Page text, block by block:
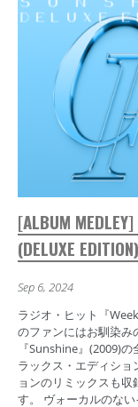
[ALBUM
(DELUXE EDITION)
Sep 6, 2024
ラジオ・ヒット『
のファンにはお馴染み
『Sunshine』(2009)
ラックス・エディシ
ョンのリミックスも
す。 ヴォーカルのな